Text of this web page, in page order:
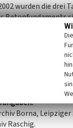
wurden die drei
Betonfundaments
Landesamt für
Borna, Leipziger
Raschig.